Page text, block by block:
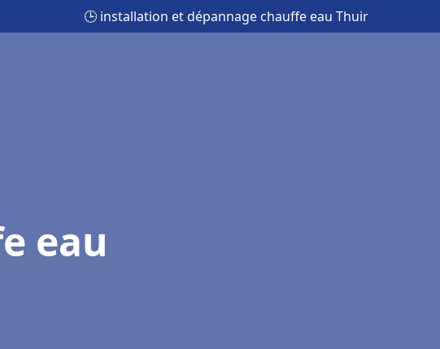
🕒 installation et dépannage chauffe eau Thuir
eau